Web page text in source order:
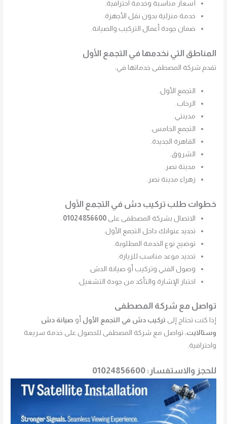
أسعار مناسبة وخدمة احترافية.
خدمة منزلية بدون نقل الأجهزة.
ضمان جودة أعمال التركيب والصيانة.
المناطق التي نخدمها في التجمع الأول
تقدم شركة المصطفى خدماتها في:
التجمع الأول.
الرحاب.
مدينتي.
التجمع الخامس.
القاهرة الجديدة.
الشروق.
مدينة نصر.
زهراء مدينة نصر.
خطوات طلب تركيب دش في التجمع الأول
الاتصال بشركة المصطفى على01024856600
تحديد عنوانك داخل التجمع الأول.
توضيح نوع الخدمة المطلوبة.
تحديد موعد مناسب للزيارة.
وصول الفني وتركيب أو صيانة الدش.
اختبار الإشارة والتأكد من جودة التشغيل.
تواصل مع شركة المصطفى
إذا كنت تحتاج إلى تركيب دش في التجمع الأول أو صيانة دش
وستالايت، تواصل مع شركة المصطفى للحصول على خدمة سريعة
واحترافية.
للحجز والاستفسار: 01024856600